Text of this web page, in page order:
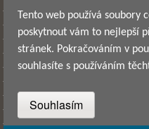
Přejít k
Tento web používá
poskytnout vám to nejlepší
stránek. Pokračováním v
souhlasíte s používáním